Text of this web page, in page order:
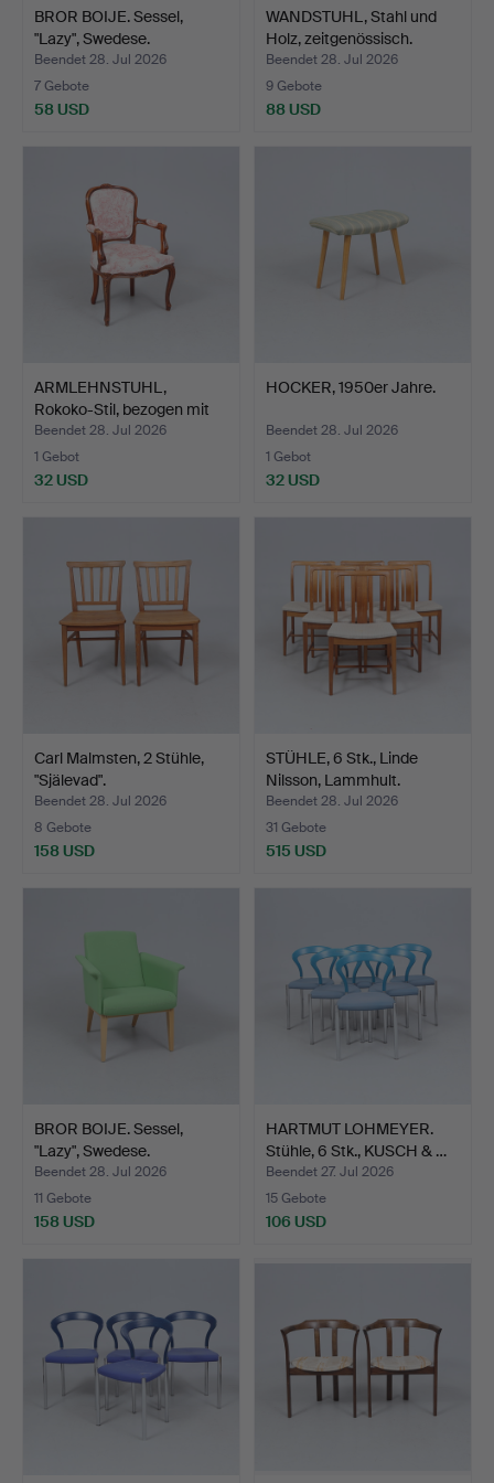
BROR BOIJE. Sessel,
"Lazy", Swedese.
Beendet 28. Jul 2026
7 Gebote
58 USD
WANDSTUHL, Stahl und
Holz, zeitgenössisch.
Beendet 28. Jul 2026
9 Gebote
88 USD
ARMLEHNSTUHL,
Rokoko-Stil, bezogen mit
Toi…
Beendet 28. Jul 2026
1 Gebot
32 USD
HOCKER, 1950er Jahre.
Beendet 28. Jul 2026
1 Gebot
32 USD
Carl Malmsten, 2 Stühle,
"Själevad".
Beendet 28. Jul 2026
8 Gebote
158 USD
STÜHLE, 6 Stk., Linde
Nilsson, Lammhult.
Beendet 28. Jul 2026
31 Gebote
515 USD
BROR BOIJE. Sessel,
"Lazy", Swedese.
Beendet 28. Jul 2026
11 Gebote
158 USD
HARTMUT LOHMEYER.
Stühle, 6 Stk., KUSCH & …
Beendet 27. Jul 2026
15 Gebote
106 USD